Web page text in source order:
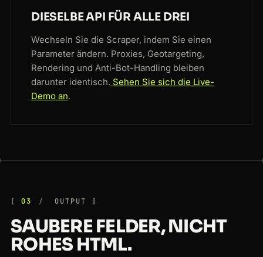
DIESELBE API FÜR ALLE DREI
Wechseln Sie die Scraper, indem Sie einen
Parameter ändern. Proxies, Geotargeting,
Rendering und Anti-Bot-Handling bleiben
darunter identisch. Sehen Sie sich die Live-
Demo an.
03 OUTPUT
SAUBERE FELDER, NICHT
ROHES HTML.